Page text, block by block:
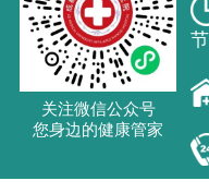
关注微信公众号
您身边的健康管家